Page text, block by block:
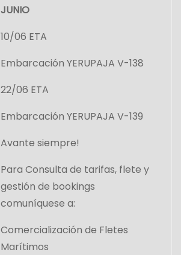
JUNIO
10/06 ETA
Embarcación YERUPAJA V-138
22/06 ETA
Embarcación YERUPAJA V-139
Avante siempre!
Para Consulta de tarifas, flete y
gestión de bookings
comuníquese a:
Comercialización de Fletes
Marítimos